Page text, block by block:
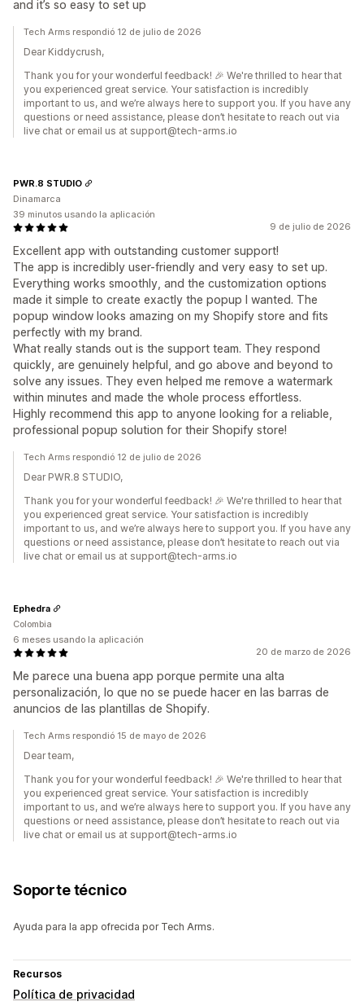
and it’s so easy to set up
Tech Arms respondió 12 de julio de 2026
Dear Kiddycrush,
Thank you for your wonderful feedback! 🎉 We're thrilled to hear that
you experienced great service. Your satisfaction is incredibly
important to us, and we’re always here to support you. If you have any
questions or need assistance, please don’t hesitate to reach out via
live chat or email us at support@tech-arms.io
9 de julio de 2026
Excellent app with outstanding customer support!
The app is incredibly user-friendly and very easy to set up.
Everything works smoothly, and the customization options
made it simple to create exactly the popup I wanted. The
popup window looks amazing on my Shopify store and fits
perfectly with my brand.
What really stands out is the support team. They respond
quickly, are genuinely helpful, and go above and beyond to
solve any issues. They even helped me remove a watermark
within minutes and made the whole process effortless.
Highly recommend this app to anyone looking for a reliable,
professional popup solution for their Shopify store!
PWR.8 STUDIO
Dinamarca
39 minutos usando la aplicación
Tech Arms respondió 12 de julio de 2026
Dear PWR.8 STUDIO,
Thank you for your wonderful feedback! 🎉 We're thrilled to hear that
you experienced great service. Your satisfaction is incredibly
important to us, and we’re always here to support you. If you have any
questions or need assistance, please don’t hesitate to reach out via
live chat or email us at support@tech-arms.io
20 de marzo de 2026
Me parece una buena app porque permite una alta
personalización, lo que no se puede hacer en las barras de
anuncios de las plantillas de Shopify.
Ephedra
Colombia
6 meses usando la aplicación
Tech Arms respondió 15 de mayo de 2026
Dear team,
Thank you for your wonderful feedback! 🎉 We're thrilled to hear that
you experienced great service. Your satisfaction is incredibly
important to us, and we’re always here to support you. If you have any
questions or need assistance, please don’t hesitate to reach out via
live chat or email us at support@tech-arms.io
Soporte técnico
Ayuda para la app ofrecida por Tech Arms.
Recursos
Política de privacidad